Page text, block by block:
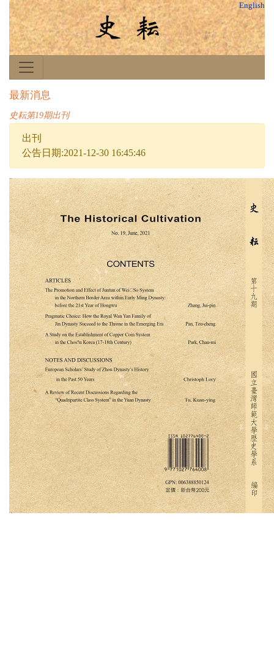
English
最新消息
史耘第19期出刊
出刊
公告日期:2021-12-30 16:45:46